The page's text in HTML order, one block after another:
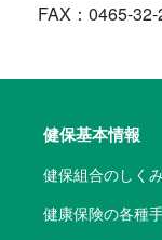
FAX：0465-
健保基本情報
健保組合のしく
健康保険の各種